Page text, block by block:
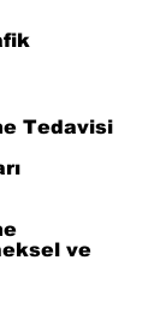
Tedavisi
ve